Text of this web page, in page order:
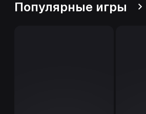
Популярные игры